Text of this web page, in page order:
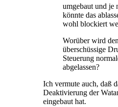
umgebaut und je
könnte das
wohl blockiert
Worüber wird
überschüssige
Steuerung
abgelassen?
Ich vermute auch, daß
Deaktivierung der
eingebaut hat.